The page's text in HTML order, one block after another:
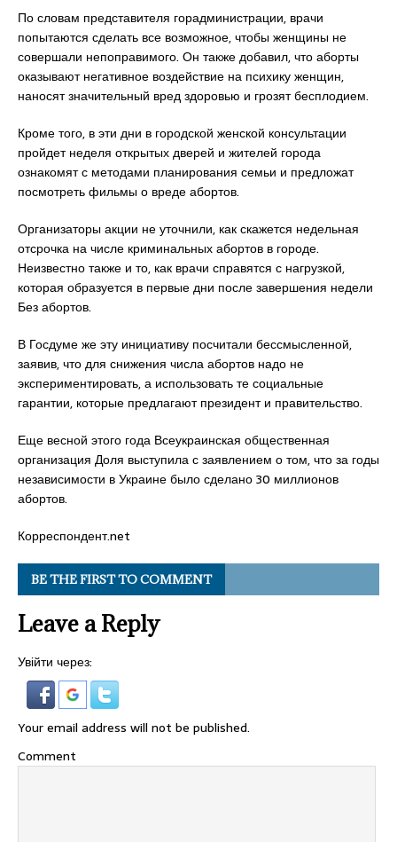
По словам представителя горадминистрации, врачи
попытаются сделать все возможное, чтобы женщины не
совершали непоправимого. Он также добавил, что аборты
оказывают негативное воздействие на психику женщин,
наносят значительный вред здоровью и грозят бесплодием.
Кроме того, в эти дни в городской женской консультации
пройдет неделя открытых дверей и жителей города
ознакомят с методами планирования семьи и предложат
посмотреть фильмы о вреде абортов.
Организаторы акции не уточнили, как скажется недельная
отсрочка на числе криминальных абортов в городе.
Неизвестно также и то, как врачи справятся с нагрузкой,
которая образуется в первые дни после завершения недели
Без абортов.
В Госдуме же эту инициативу посчитали бессмысленной,
заявив, что для снижения числа абортов надо не
экспериментировать, а использовать те социальные
гарантии, которые предлагают президент и правительство.
Еще весной этого года Всеукраинская общественная
организация Доля выступила с заявлением о том, что за годы
независимости в Украине было сделано 30 миллионов
абортов.
Корреспондент.net
BE THE FIRST TO COMMENT
Leave a Reply
Увійти через:
Your email address will not be published.
Comment